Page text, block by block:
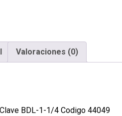
Valoraciones (0)
BDL-1-1/4 Codigo 44049